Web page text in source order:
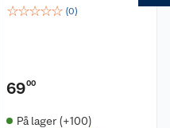
☆☆☆☆☆ (0)
6900
På lager (+100)